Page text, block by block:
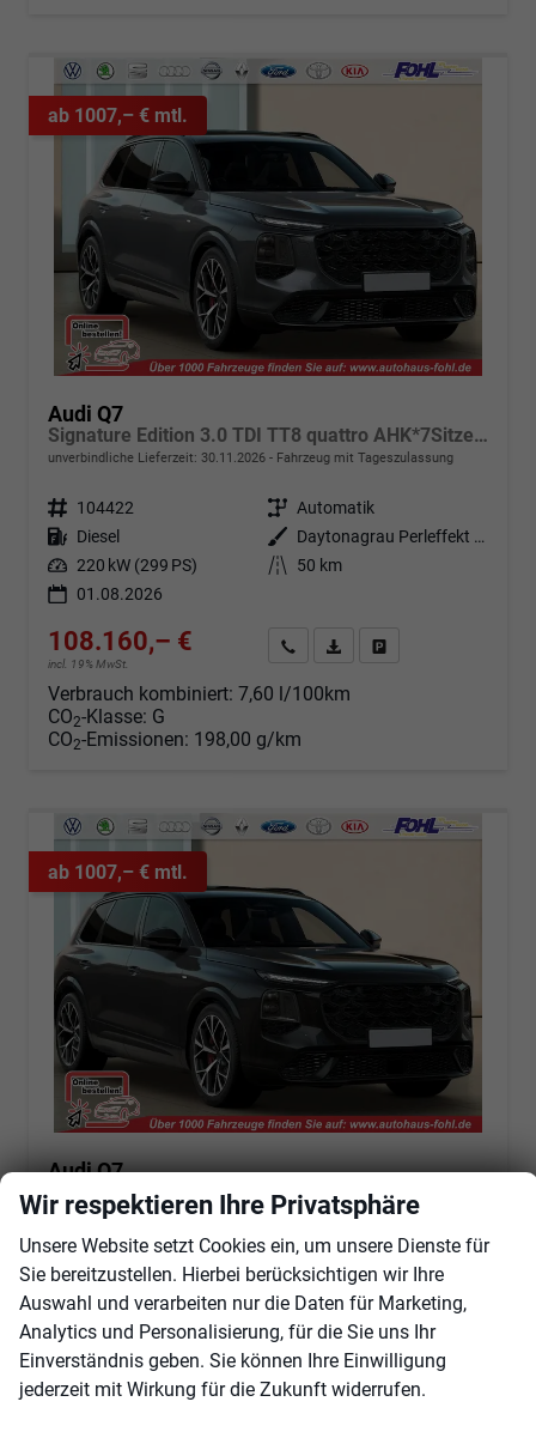
ab 1007,– € mtl.
Audi Q7
Signature Edition 3.0 TDI TT8 quattro AHK*7Sitzer*Pano*Standheizung*TechPro*22"LM*HeadUp
unverbindliche Lieferzeit: 30.11.2026 Fahrzeug mit Tageszulassung
Fahrzeugnr. 104422 Getriebe Automatik
Kraftstoff Diesel Außenfarbe
Daytonagrau Perleffekt (6Y6Y)
Leistung 220 kW (299 PS) Kilometerstand
50 km
01.08.2026
108.160,– €
incl. 19% MwSt.
Angebot anfordern
Fahrzeugexpose (PDF)
Verbrauch kombiniert: 7,60 l/100km
CO2-Klasse: G
CO2-Emissionen: 198,00 g/km
ab 1007,– € mtl.
Audi Q7
unverbindliche Lieferzeit:30.11.2026 Fahrzeug mit Tageszulassung
104423
Automatik
Diesel
220 kW (299 PS)
50 km
01.08.2026
108.160,– €
Wir respektieren Ihre Privatsphäre
Unsere Website setzt Cookies ein, um unsere Dienste für
Sie bereitzustellen. Hierbei berücksichtigen wir Ihre
Auswahl und verarbeiten nur die Daten für Marketing,
Analytics und Personalisierung, für die Sie uns Ihr
Einverständnis geben. Sie können Ihre Einwilligung
jederzeit mit Wirkung für die Zukunft widerrufen.